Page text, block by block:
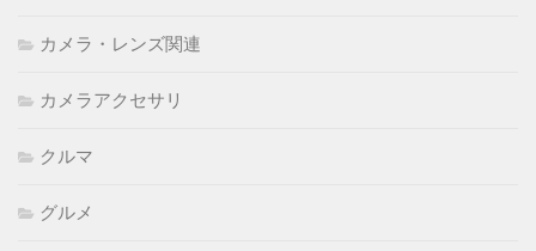
カメラ・レンズ関連
カメラアクセサリ
クルマ
グルメ